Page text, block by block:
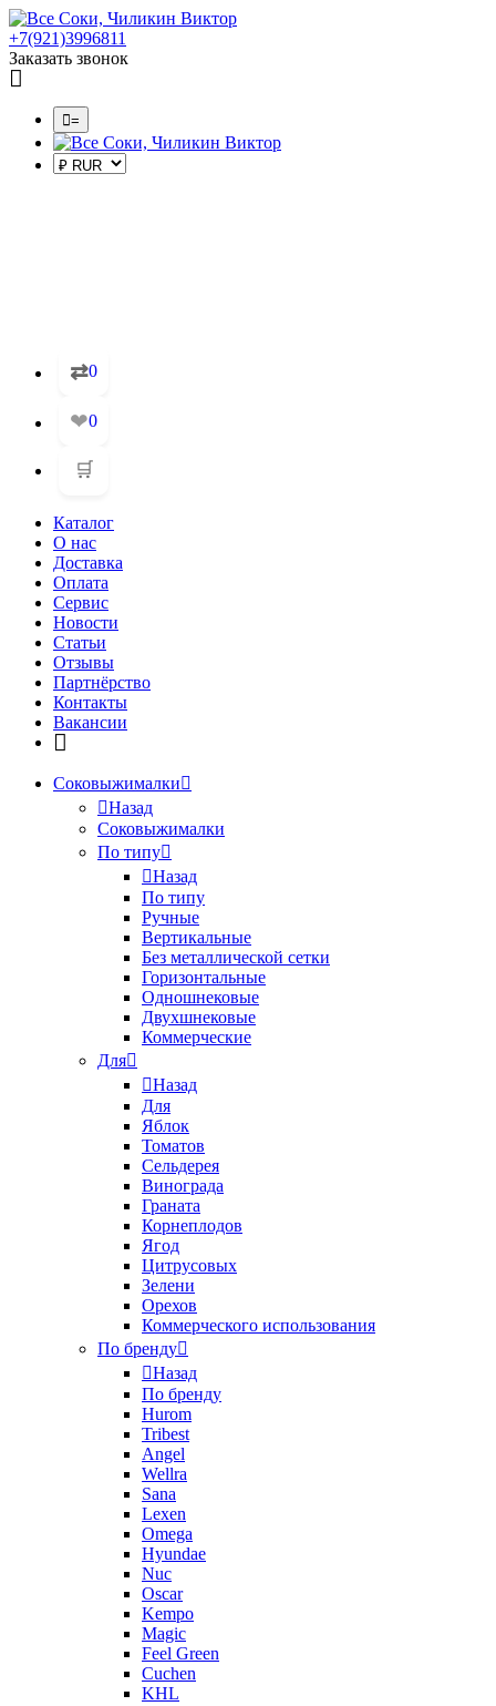
+7(921)3996811
Заказать звонок
=
⇄0
❤0
🛒
Каталог
О нас
Доставка
Оплата
Сервис
Новости
Статьи
Отзывы
Партнёрство
Контакты
Вакансии
Соковыжималки
Назад
Соковыжималки
По типу
Назад
По типу
Ручные
Вертикальные
Без металлической сетки
Горизонтальные
Одношнековые
Двухшнековые
Коммерческие
Для
Назад
Для
Яблок
Томатов
Cельдерея
Винограда
Граната
Корнеплодов
Ягод
Цитрусовых
Зелени
Орехов
Коммерческого использования
По бренду
Назад
По бренду
Hurom
Tribest
Angel
Wellra
Sana
Lexen
Omega
Hyundae
Nuc
Oscar
Kempo
Magic
Feel Green
Cuchen
KHL